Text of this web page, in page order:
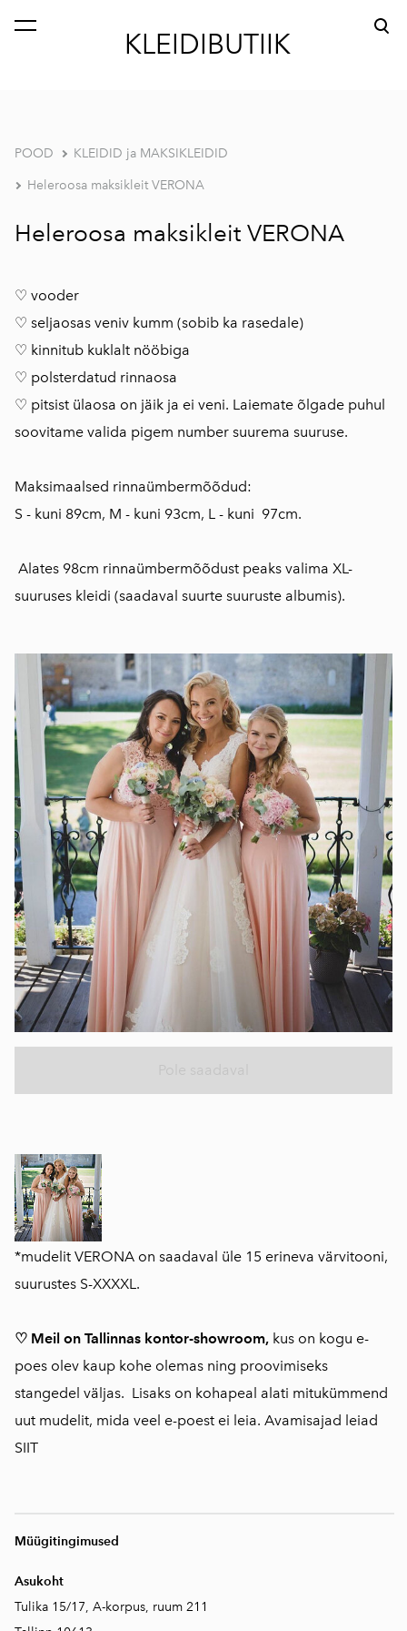
KLEIDIBUTIIK
lisati ostukorvi. Vaata ostukorvi
POOD KLEIDID ja MAKSIKLEIDID
Heleroosa maksikleit VERONA
*mudelit VERONA on saadaval üle 15 erineva värvitooni,
suurustes S-XXXXL.
♡ Meil on Tallinnas kontor-showroom, kus on kogu e-
poes olev kaup kohe olemas ning proovimiseks
stangedel väljas. Lisaks on kohapeal alati mitukümmend
uut mudelit, mida veel e-poest ei leia. Avamisajad leiad
SIIT
Heleroosa maksikleit VERONA
♡ vooder
♡ seljaosas veniv kumm (sobib ka rasedale)
♡ kinnitub kuklalt nööbiga
♡ polsterdatud rinnaosa
♡ pitsist ülaosa on jäik ja ei veni. Laiemate õlgade puhul
soovitame valida pigem number suurema suuruse.
Maksimaalsed rinnaümbermõõdud:
S - kuni 89cm, M - kuni 93cm, L - kuni 97cm.
Alates 98cm rinnaümbermõõdust peaks valima XL-
suuruses kleidi (saadaval suurte suuruste albumis).
Müügitingimused
Asukoht
Tulika 15/17, A-korpus, ruum 211